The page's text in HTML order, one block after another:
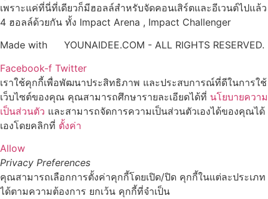
เพราะแค่ที่นี่ที่เดียวก็มีฮอลล์สำหรับจัดคอนเสิร์ตและอีเวนต์ไปแล้ว
4 ฮอลล์ด้วยกัน ทั้ง Impact Arena , Impact Challenger
Made with
YOUNAIDEE.COM - ALL RIGHTS RESERVED.
Facebook-f Twitter
เราใช้คุกกี้เพื่อพัฒนาประสิทธิภาพ และประสบการณ์ที่ดีในการใช้
เว็บไซต์ของคุณ คุณสามารถศึกษารายละเอียดได้ที่ นโยบายความ
เป็นส่วนตัว และสามารถจัดการความเป็นส่วนตัวเองได้ของคุณได้
เองโดยคลิกที่ ตั้งค่า
Allow
Privacy Preferences
คุณสามารถเลือกการตั้งค่าคุกกี้โดยเปิด/ปิด คุกกี้ในแต่ละประเภท
ได้ตามความต้องการ ยกเว้น คุกกี้ที่จำเป็น